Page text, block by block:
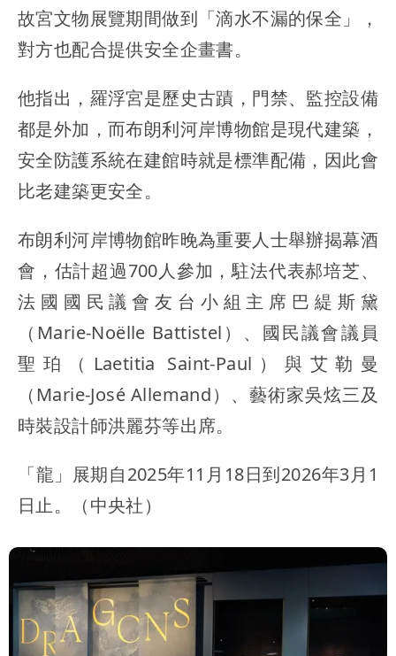
故宮文物展覽期間做到「滴水不漏的保全」，
對方也配合提供安全企畫書。
他指出，羅浮宮是歷史古蹟，門禁、監控設備
都是外加，而布朗利河岸博物館是現代建築，
安全防護系統在建館時就是標準配備，因此會
比老建築更安全。
布朗利河岸博物館昨晚為重要人士舉辦揭幕酒
會，估計超過700人參加，駐法代表郝培芝、
法國國民議會友台小組主席巴緹斯黛
（Marie-Noëlle Battistel）、國民議會議員
聖珀（Laetitia Saint-Paul）與艾勒曼
（Marie-José Allemand）、藝術家吳炫三及
時裝設計師洪麗芬等出席。
「龍」展期自2025年11月18日到2026年3月1
日止。（中央社）